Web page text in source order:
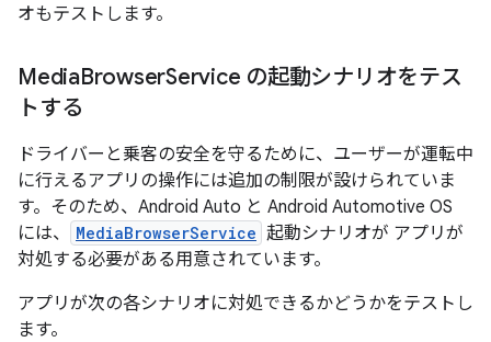
オもテストします。
MediaBrowserService の起動シナリオをテス
トする
ドライバーと乗客の安全を守るために、ユーザーが運転中
に行えるアプリの操作には追加の制限が設けられていま
す。そのため、Android Auto と Android Automotive OS
には、
MediaBrowserService 起動シナリオが アプリが
対処する必要がある用意されています。
アプリが次の各シナリオに対処できるかどうかをテストし
ます。